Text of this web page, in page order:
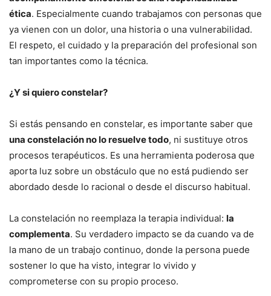
ética. Especialmente cuando trabajamos con personas que
ya vienen con un dolor, una historia o una vulnerabilidad.
El respeto, el cuidado y la preparación del profesional son
tan importantes como la técnica.
¿Y si quiero constelar?
Si estás pensando en constelar, es importante saber que
una constelación no lo resuelve todo, ni sustituye otros
procesos terapéuticos. Es una herramienta poderosa que
aporta luz sobre un obstáculo que no está pudiendo ser
abordado desde lo racional o desde el discurso habitual.
La constelación no reemplaza la terapia individual: la
complementa. Su verdadero impacto se da cuando va de
la mano de un trabajo continuo, donde la persona puede
sostener lo que ha visto, integrar lo vivido y
comprometerse con su propio proceso.